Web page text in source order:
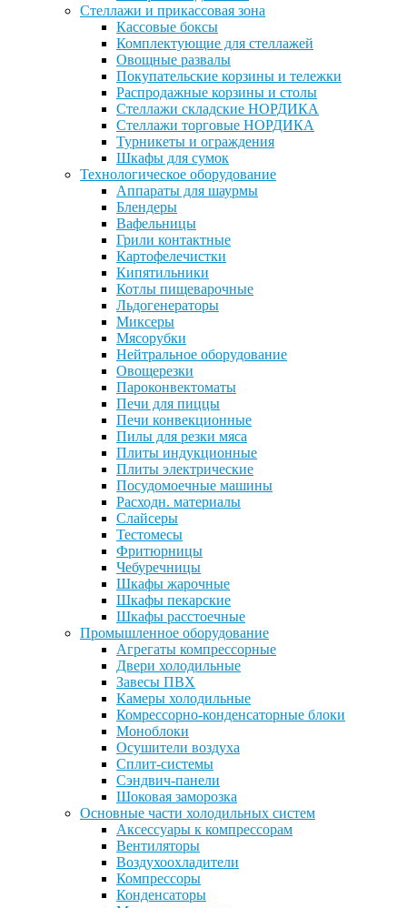
Стеллажи и прикассовая зона
Кассовые боксы
Комплектующие для стеллажей
Овощные развалы
Покупательские корзины и тележки
Распродажные корзины и столы
Стеллажи складские НОРДИКА
Стеллажи торговые НОРДИКА
Турникеты и ограждения
Шкафы для сумок
Технологическое оборудование
Аппараты для шаурмы
Блендеры
Вафельницы
Грили контактные
Картофелечистки
Кипятильники
Котлы пищеварочные
Льдогенераторы
Миксеры
Мясорубки
Нейтральное оборудование
Овощерезки
Пароконвектоматы
Печи для пиццы
Печи конвекционные
Пилы для резки мяса
Плиты индукционные
Плиты электрические
Посудомоечные машины
Расходн. материалы
Слайсеры
Тестомесы
Фритюрницы
Чебуречницы
Шкафы жарочные
Шкафы пекарские
Шкафы расстоечные
Промышленное оборудование
Агрегаты компрессорные
Двери холодильные
Завесы ПВХ
Камеры холодильные
Комрессорно-конденсаторные блоки
Моноблоки
Осушители воздуха
Сплит-системы
Сэндвич-панели
Шоковая заморозка
Основные части холодильных систем
Аксессуары к компрессорам
Вентиляторы
Воздухоохладители
Компрессоры
Конденсаторы